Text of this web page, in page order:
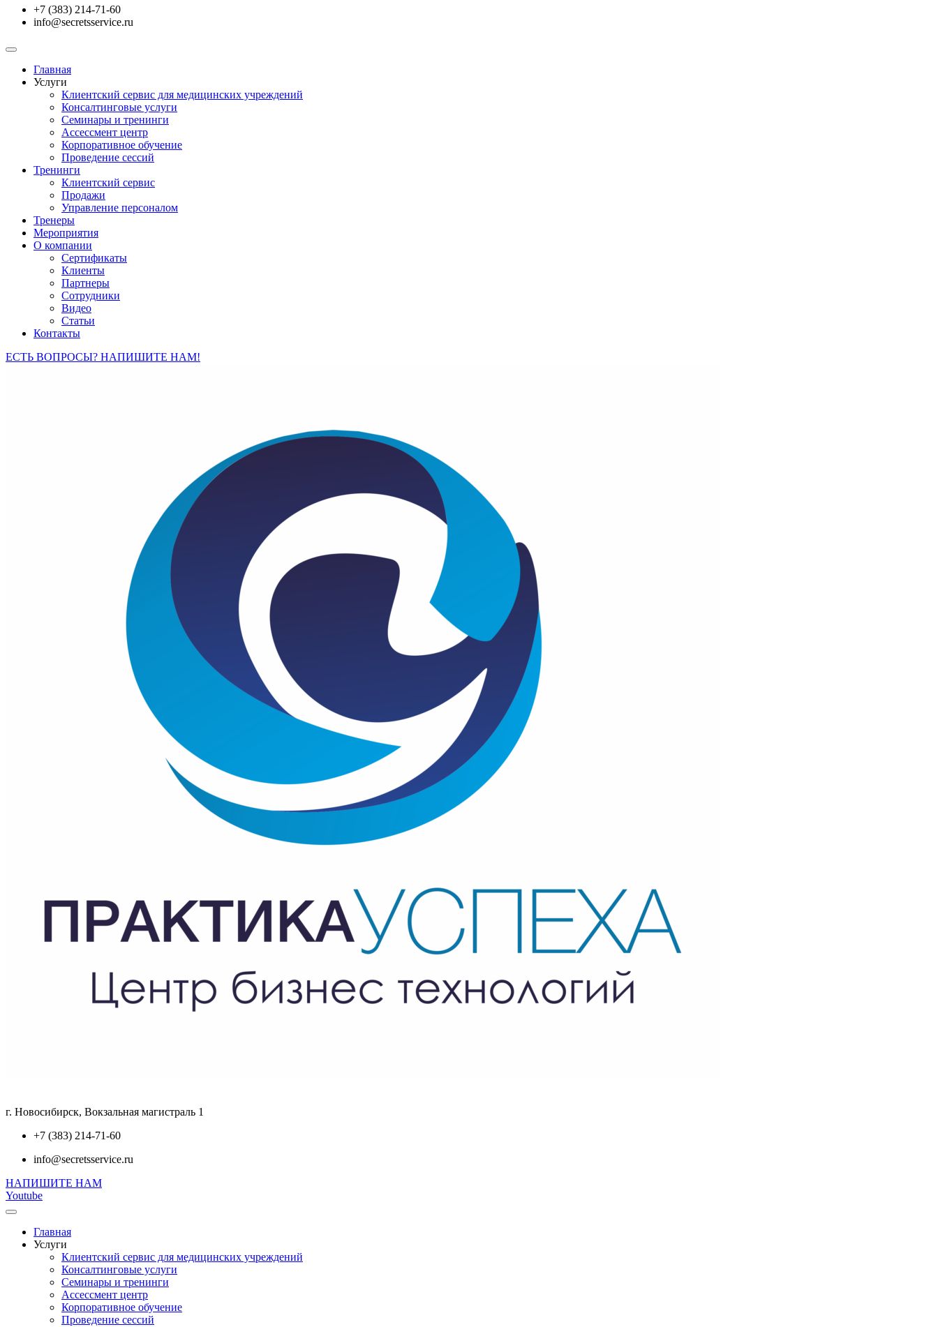
+7 (383) 214-71-60
info@secretsservice.ru
Главная
Услуги
Клиентский сервис для медицинских учреждений
Консалтинговые услуги
Семинары и тренинги
Ассессмент центр
Корпоративное обучение
Проведение сессий
Тренинги
Клиентский сервис
Продажи
Управление персоналом
Тренеры
Мероприятия
О компании
Сертификаты
Клиенты
Партнеры
Сотрудники
Видео
Статьи
Контакты
ЕСТЬ ВОПРОСЫ? НАПИШИТЕ НАМ!
г. Новосибирск, Вокзальная магистраль 1
+7 (383) 214-71-60
info@secretsservice.ru
НАПИШИТЕ НАМ
Youtube
Главная
Услуги
Клиентский сервис для медицинских учреждений
Консалтинговые услуги
Семинары и тренинги
Ассессмент центр
Корпоративное обучение
Проведение сессий